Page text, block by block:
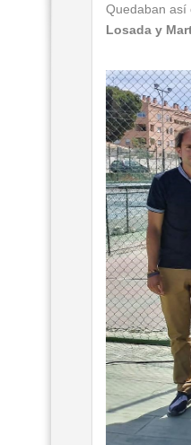
Quedaban así
Losada y